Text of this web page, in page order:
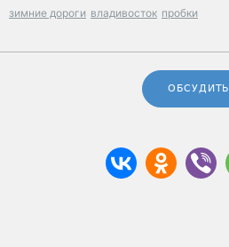
зимние дороги владивосток пробки
ОБСУДИТЬ